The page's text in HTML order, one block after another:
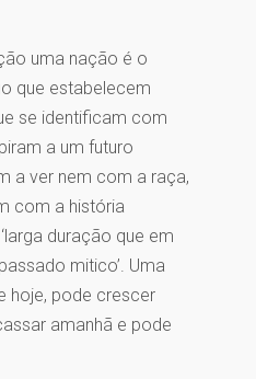
uma nação é o
que estabelecem
se identificam com
a um futuro
a ver nem com a raça,
com a história
duração que em
mitico’. Uma
hoje, pode crescer
amanhã e pode